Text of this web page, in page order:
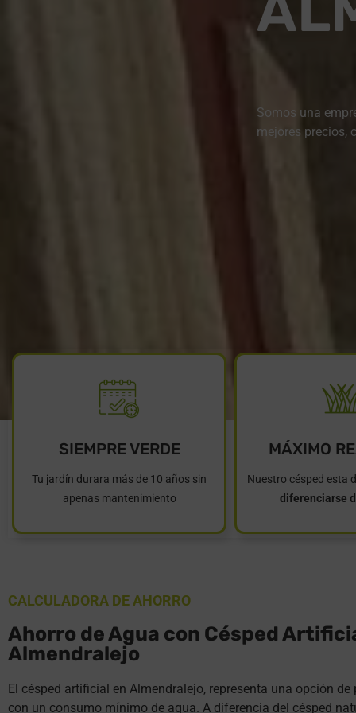
Somos una
mejores precios,
SIEMPRE VERDE
Tu jardín durara más de 10 años sin
apenas mantenimiento
MÁXIMO
Nuestro césped esta
diferenciarse
CALCULADORA DE AHORRO
Ahorro de Agua con Césped
Almendralejo
El césped artificial en Almendralejo, representa una opción
con un consumo mínimo de agua. A diferencia del césped